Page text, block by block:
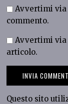
Avvertimi via
commento.
Avvertimi via
articolo.
Questo sito